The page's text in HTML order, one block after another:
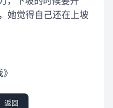
她觉得自己还在上坡
返回